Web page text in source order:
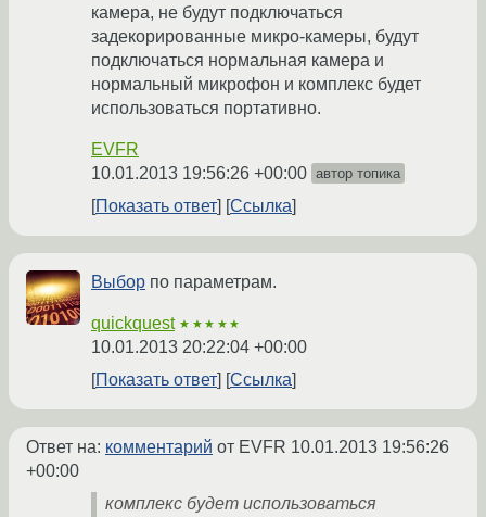
камера, не будут подключаться
задекорированные микро-камеры, будут
подключаться нормальная камера и
нормальный микрофон и комплекс будет
использоваться портативно.
EVFR
10.01.2013 19:56:26 +00:00 автор топика
Показать ответ Ссылка
Выбор по параметрам.
quickquest ★★★★★
10.01.2013 20:22:04 +00:00
Показать ответ
Ссылка
Ответ на: комментарий от EVFR 10.01.2013 19:56:26
+00:00
комплекс будет использоваться